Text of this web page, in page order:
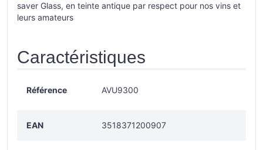
saver Glass, en teinte antique par respect pour nos vins et
leurs amateurs
Caractéristiques
Référence AVU9300
EAN 3518371200907